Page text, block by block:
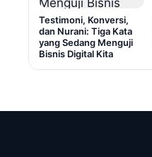
Testimoni, Konversi,
dan Nurani: Tiga Kata
yang Sedang Menguji
Bisnis Digital Kita